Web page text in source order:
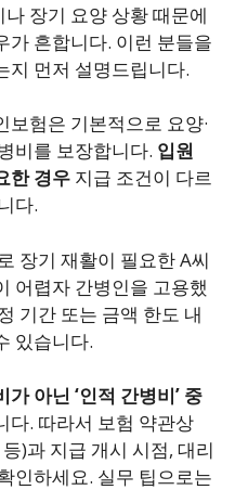
장기 요양 상황 때문에
가 흔합니다. 이런 분들을
지 먼저 설명드립니다.
험은 기본적으로 요양·
비를 보장합니다. 입원
한 경우 지급 조건이 다르
다.
장기 재활이 필요한 A씨
어렵자 간병인을 고용했
기간 또는 금액 한도 내
있습니다.
아닌 ‘인적 간병비’ 중
다. 따라서 보험 약관상
)과 지급 개시 시점, 대리
인하세요. 실무 팁으로는